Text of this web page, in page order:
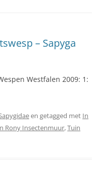
– Sapyga
Westfalen 2009: 1:
en getagged met In
Rony Insectenmuur,Tuin